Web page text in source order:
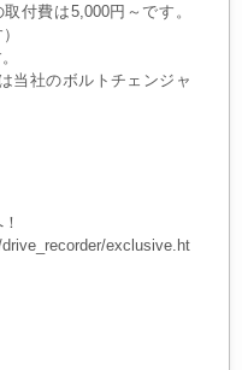
付費は5,000円～です。
当社のボルトチェンジャ
exclusive.ht